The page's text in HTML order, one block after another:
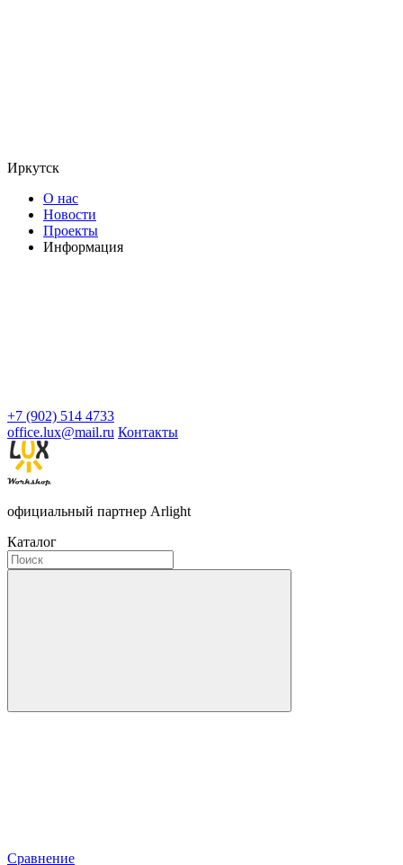
Иркутск
О нас
Новости
Проекты
Информация
+7 (902) 514 4733
office.lux@mail.ru Контакты
официальный партнер Arlight
Каталог
Сравнение